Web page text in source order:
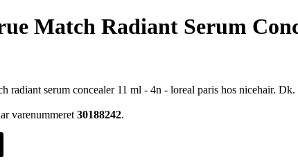
Match Radiant Serum
radiant serum concealer 11 ml - 4n - loreal paris hos nicehair. Dk.
varenummeret 30188242.